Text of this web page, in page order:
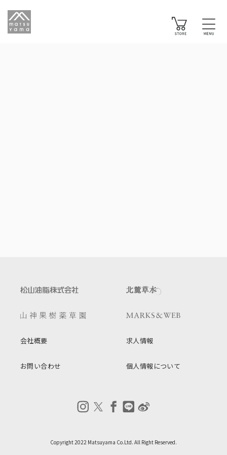
会社概要 求人情報
お問い合わせ 個人情報について
Copyright 2022 Matsuyama Co.Ltd. All Right Reserved.